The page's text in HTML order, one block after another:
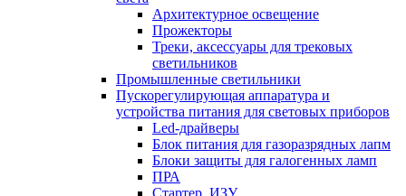
Архитектурное освещение
Прожекторы
Треки, аксессуары для трековых
светильников
Промышленные светильники
Пускорегулирующая аппаратура и
устройства питания для световых приборов
Led-драйверы
Блок питания для газоразрядных лапм
Блоки защиты для галогенных ламп
ПРА
Стартер, ИЗУ